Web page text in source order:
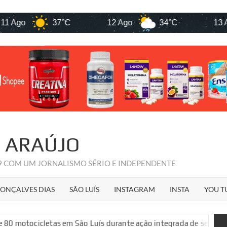
37°C 12 Ago 34°C 13 Ago
UM JORNALISMO SÉRIO E INDEPENDENTE
DIAS SÃO LUÍS INSTAGRAM INSTA YOU
em São Luís durante ação integrada de segurança pública